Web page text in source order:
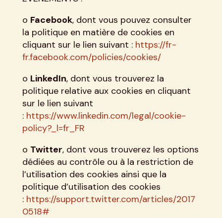
o Facebook, dont vous pouvez consulter
la politique en matière de cookies en
cliquant sur le lien suivant : https://fr-
fr.facebook.com/policies/cookies/
o LinkedIn, dont vous trouverez la
politique relative aux cookies en cliquant
sur le lien suivant
: https://www.linkedin.com/legal/cookie-
policy?_l=fr_FR
o Twitter, dont vous trouverez les options
dédiées au contrôle ou à la restriction de
l’utilisation des cookies ainsi que la
politique d’utilisation des cookies
: https://support.twitter.com/articles/2017
0518#